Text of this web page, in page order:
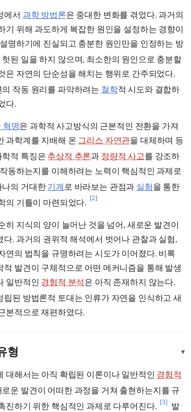
에서 과학 방법론은 중대한 변화를 겪었다. 과거의
기 위해 과도하게 복잡한 원인을 설정하는 경향이
명하기에 진실되고 충분한 원인만을 인정하는 방
헛된 일을 하지 않으며, 최소한의 원인으로 충분할
은 자연의 단순성을 해치는 행위로 간주되었다.
작동 원리를 파악하려는 철학적 시도와 결합하
다.
혁명은 과학적 사고방식의 근본적인 전환을 가져
과학계를 지배해 온 그리스 자연관을 대체하며 등
적 특징은 추상적 추론과 정량적 사고를 강조하
동하는지를 이해하려는 노력이 핵심적인 과제로
나의 거대한 기계 로 바라보는 관점과 실험을 통한
의 기틀이 마련되었다.
[2]
히 지식의 양이 늘어난 것을 넘어, 새로운 발견이
. 과거의 권위적 해석에서 벗어나 관찰과 실험,
연의 법칙을 규명하려는 시도가 이어졌다. 비록
발견이 구체적으로 어떤 메커니즘을 통해 발생
일반적인 경험적 분석은 아직 존재하지 않는다.
립된 방법론적 토대는 인류가 자연을 인식하고 새
본적으로 재편하였다.
형 ▾
대해서는 아직 확립된 이론이나 일반적인 경험적
로운 발견이 어떠한 과정을 거쳐 출현하는지를 규
진하기 위한 핵심적인 과제로 다루어진다.
[3]
발